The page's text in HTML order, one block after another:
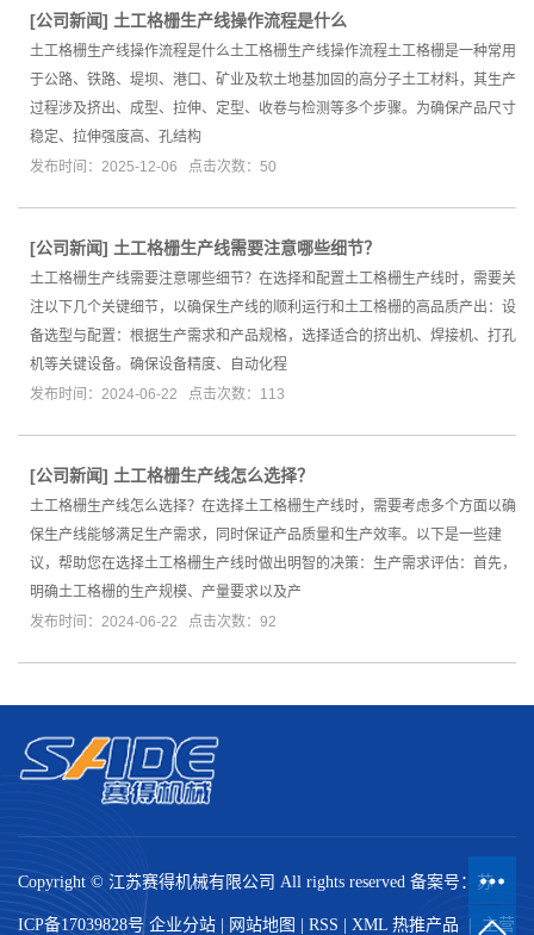
[公司新闻] 土工格栅生产线操作流程是什么
土工格栅生产线操作流程是什么土工格栅生产线操作流程土工格栅是一种常用
于公路、铁路、堤坝、港口、矿业及软土地基加固的高分子土工材料，其生产
过程涉及挤出、成型、拉伸、定型、收卷与检测等多个步骤。为确保产品尺寸
稳定、拉伸强度高、孔结构
发布时间：2025-12-06 点击次数：50
[公司新闻] 土工格栅生产线需要注意哪些细节？
土工格栅生产线需要注意哪些细节？在选择和配置土工格栅生产线时，需要关
注以下几个关键细节，以确保生产线的顺利运行和土工格栅的高品质产出：设
备选型与配置：根据生产需求和产品规格，选择适合的挤出机、焊接机、打孔
机等关键设备。确保设备精度、自动化程
发布时间：2024-06-22 点击次数：113
[公司新闻] 土工格栅生产线怎么选择？
土工格栅生产线怎么选择？在选择土工格栅生产线时，需要考虑多个方面以确
保生产线能够满足生产需求，同时保证产品质量和生产效率。以下是一些建
议，帮助您在选择土工格栅生产线时做出明智的决策：生产需求评估：首先，
明确土工格栅的生产规模、产量要求以及产
发布时间：2024-06-22 点击次数：92
Copyright © 江苏赛得机械有限公司 All rights reserved 备案号： 苏
ICP备17039828号 企业分站 网站地图 RSS XML 热推产品 | 主营